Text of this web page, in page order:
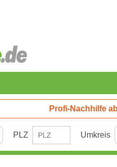
Profi-Nachhilfe
PLZ Umkreis